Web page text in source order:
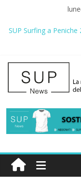
SUP Surfing a Peniche
AirSUP a Gallico:
Gallico Paddle Fest
del SUP
Porto Selvaggio, a
prevenzione
2° Urban Sup Trophy: